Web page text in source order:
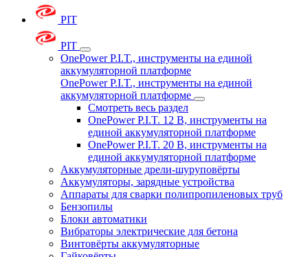
PIT
PIT
OnePower P.I.T., инструменты на единой
аккумуляторной платформе
OnePower P.I.T., инструменты на единой
аккумуляторной платформе
Смотреть весь раздел
OnePower P.I.T. 12 В, инструменты на
единой аккумуляторной платформе
OnePower P.I.T. 20 В, инструменты на
единой аккумуляторной платформе
Аккумуляторные дрели-шуруповёрты
Аккумуляторы, зарядные устройства
Аппараты для сварки полипропиленовых труб
Бензопилы
Блоки автоматики
Вибраторы электрические для бетона
Винтовёрты аккумуляторные